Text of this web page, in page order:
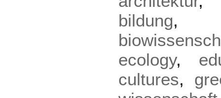
bildung
ecology,
cultures,